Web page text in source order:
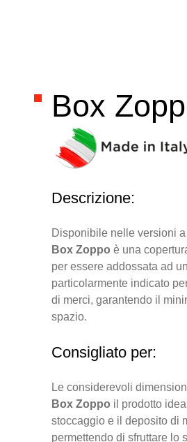
Box
Descrizione:
Disponibile nelle versioni
Box Zoppo è una
per essere addossata ad
particolarmente indicato
di merci, garantendo il
spazio.
Consigliato per:
Le considerevoli
Box Zoppo il prodotto
stoccaggio e il deposito di
permettendo di sfruttare lo